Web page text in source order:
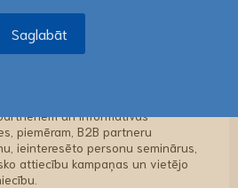
Saglabāt
un tirgum pielāgotiem
kas izstrādāti uzticēšanās un
virzītā procesā. Tiks ieviests
kopīgu piedāvājumu izstrādi,
sistēmu testēšanu sadarbībā ar
un informatīvas
piemēram, B2B partneru
ieinteresēto personu seminārus,
attiecību kampaņas un vietējo
Saglabāt